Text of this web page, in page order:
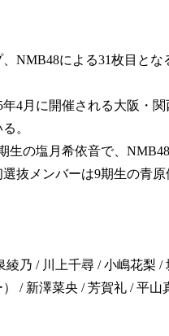
NMB48による31枚目とな
4月に開催される大阪・
。
生の塩月希依音で、
抜メンバーは9期生の青原
乃 / 川上千尋 / 小嶋花梨 /
/ 新澤菜央 / 芳賀礼 / 平山